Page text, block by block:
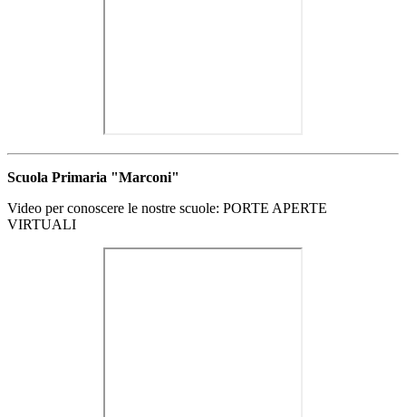
Scuola Primaria "Marconi"
Video per conoscere le nostre scuole: PORTE APERTE
VIRTUALI